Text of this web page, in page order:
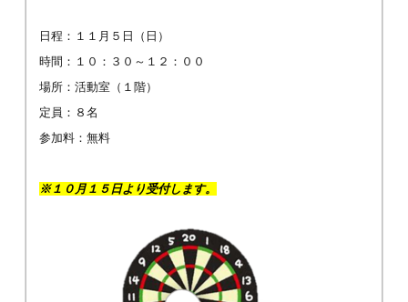
日程：１１月５日（日）
時間：１０：３０～１２：００
場所：活動室（１階）
定員：８名
参加料：無料
※１０月１５日より受付します。